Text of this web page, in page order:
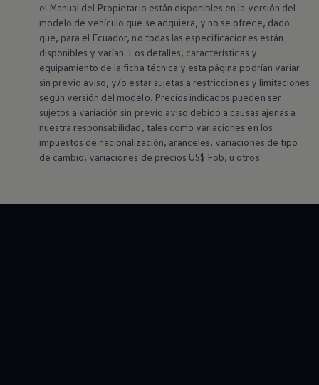
el Manual del Propietario están disponibles en la versión del
modelo de vehículo que se adquiera, y no se ofrece, dado
que, para el Ecuador, no todas las especificaciones están
disponibles y varían. Los detalles, características y
equipamiento de la ficha técnica y esta página podrían variar
sin previo aviso, y/o estar sujetas a restricciones y limitaciones
según versión del modelo. Precios indicados pueden ser
sujetos a variación sin previo aviso debido a causas ajenas a
nuestra responsabilidad, tales como variaciones en los
impuestos de nacionalización, aranceles, variaciones de tipo
de cambio, variaciones de precios US$ Fob, u otros.